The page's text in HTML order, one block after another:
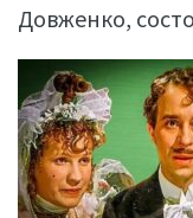
Довженко,